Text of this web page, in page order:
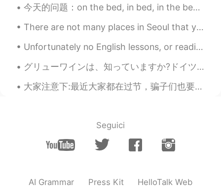
今天的问题：on the bed, in bed, in the bed On the bed 是指你在被子上盖着被子，玩电脑，玩手机等 'A child is jumping on the ...
There are not many places in Seoul that you can go to free your mind and be at peace in this busy...
Unfortunately no English lessons, or readings as of late as I have been feeling unwell and have a...
グリューワインは、知っていますか?ドイツは冬にクリスマスマーケットの飲み物です。温めて、スパイスを加えて飲みます。とても美味しいです。ドイツのスーパーで非常に安いです。１本は１００円です。日本で...
大家注意下:最近大家都在过节，骗子们也要过节，所以过来组团骗人。除了之前的死老婆、帮你理财、注册网站、机场需要钱打出租外，他们开始装好人，使用新骗术。他们开始装教语言的，帮你改句子，来吸引你聊天...
Seguici
AI Grammar Press Kit HelloTalk Web